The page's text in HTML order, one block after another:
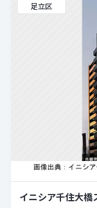
足立区
イニシア千住大